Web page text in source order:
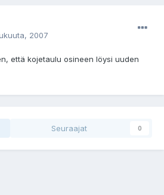
2007
että kojetaulu osineen löysi uuden
Seuraajat 0